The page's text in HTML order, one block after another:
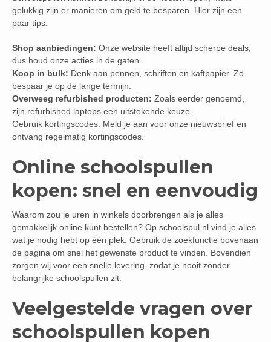
gelukkig zijn er manieren om geld te besparen. Hier zijn een
paar tips:
Shop aanbiedingen: Onze website heeft altijd scherpe deals,
dus houd onze acties in de gaten.
Koop in bulk: Denk aan pennen, schriften en kaftpapier. Zo
bespaar je op de lange termijn.
Overweeg refurbished producten: Zoals eerder genoemd,
zijn refurbished laptops een uitstekende keuze.
Gebruik kortingscodes: Meld je aan voor onze nieuwsbrief en
ontvang regelmatig kortingscodes.
Online schoolspullen
kopen: snel en eenvoudig
Waarom zou je uren in winkels doorbrengen als je alles
gemakkelijk online kunt bestellen? Op schoolspul.nl vind je alles
wat je nodig hebt op één plek. Gebruik de zoekfunctie bovenaan
de pagina om snel het gewenste product te vinden. Bovendien
zorgen wij voor een snelle levering, zodat je nooit zonder
belangrijke schoolspullen zit.
Veelgestelde vragen over
schoolspullen kopen